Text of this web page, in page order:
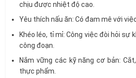
chịu được nhiệt độ cao.
Yêu thích nấu ăn: Có đam mê với
Khéo léo, tỉ mỉ: Công việc đòi hỏi sự
công đoạn.
Nắm vững các kỹ năng cơ bản:
thực phẩm.